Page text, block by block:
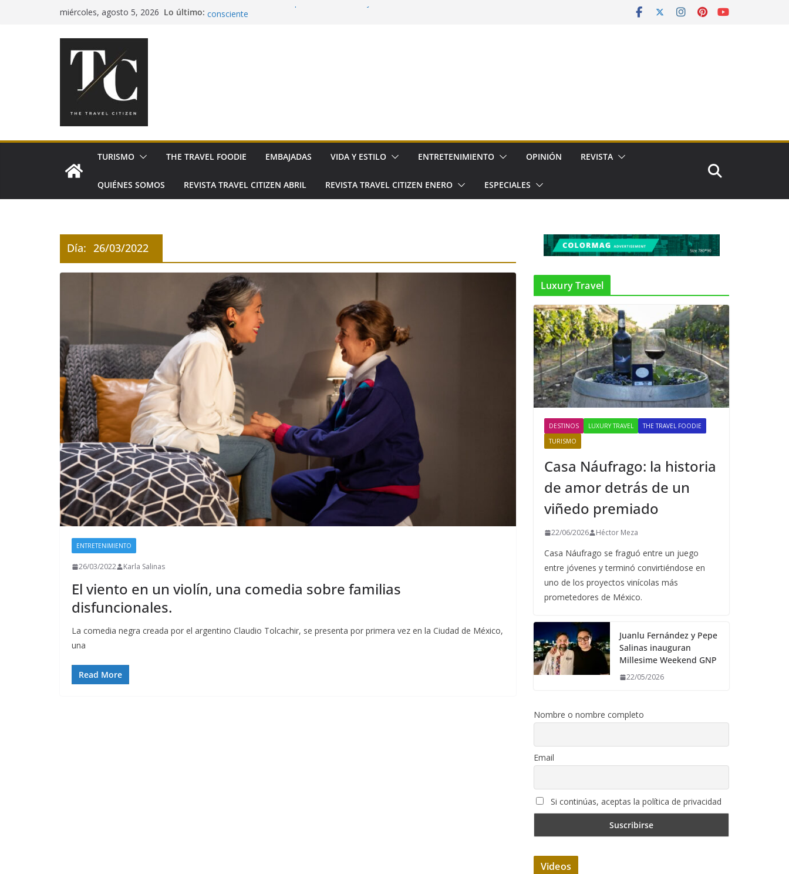
miércoles, agosto 5, 2026 Lo último: Cerveza mexicana: hospitalidad, territorio y consumo
TURISMO THE TRAVEL FOODIE EMBAJADAS VIDA Y ESTILO ENTRETENIMIENTO OPINIÓN REVISTA
QUIÉNES SOMOS REVISTA TRAVEL CITIZEN ABRIL REVISTA TRAVEL CITIZEN ENERO ESPECIALES
Día: 26/03/2022
ENTRETENIMIENTO
26/03/2022 Karla Salinas
El viento en un violín, una comedia sobre familias
disfuncionales.
La comedia negra creada por el argentino Claudio Tolcachir, se presenta por primera vez en la Ciudad de México,
una
Read More
Luxury Travel
DESTINOS LUXURY TRAVEL
THE TRAVEL FOODIE
TURISMO
Casa Náufrago: la historia
de amor detrás de un
viñedo premiado
22/06/2026 Héctor Meza
Casa Náufrago se fraguó entre un juego
entre jóvenes y terminó convirtiéndose en
uno de los proyectos vinícolas más
prometedores de México.
Juanlu Fernández y Pepe
Salinas inauguran
Millesime Weekend GNP
22/05/2026
Nombre o nombre completo
Email
Si continúas, aceptas la política de privacidad
Videos